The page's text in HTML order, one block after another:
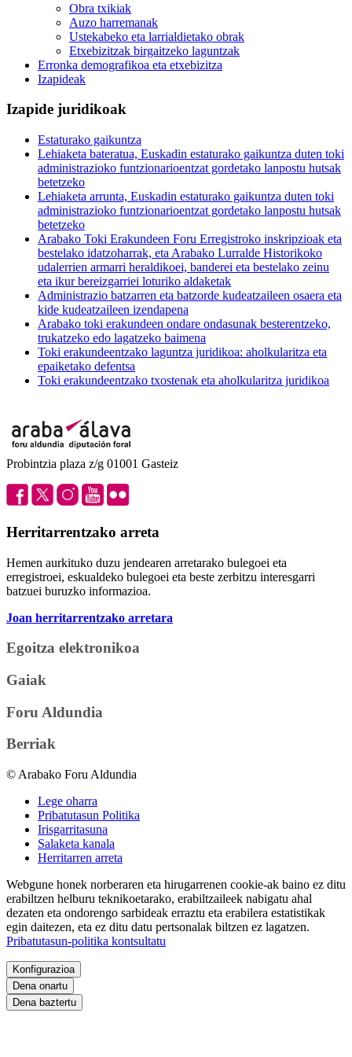
Obra txikiak
Auzo harremanak
Ustekabeko eta larrialdietako obrak
Etxebizitzak birgaitzeko laguntzak
Erronka demografikoa eta etxebizitza
Izapideak
Izapide juridikoak
Estaturako gaikuntza
Lehiaketa bateratua, Euskadin estaturako gaikuntza duten toki
administrazioko funtzionarioentzat gordetako lanpostu hutsak
betetzeko
Lehiaketa arrunta, Euskadin estaturako gaikuntza duten toki
administrazioko funtzionarioentzat gordetako lanpostu hutsak
betetzeko
Arabako Toki Erakundeen Foru Erregistroko inskripzioak eta
bestelako idatzoharrak, eta Arabako Lurralde Historikoko
udalerrien armarri heraldikoei, banderei eta bestelako zeinu
eta ikur bereizgarriei loturiko aldaketak
Administrazio batzarren eta batzorde kudeatzaileen osaera eta
kide kudeatzaileen izendapena
Arabako toki erakundeen ondare ondasunak besterentzeko,
trukatzeko edo lagatzeko baimena
Toki erakundeentzako laguntza juridikoa: aholkularitza eta
epaiketako defentsa
Toki erakundeentzako txostenak eta aholkularitza juridikoa
Probintzia plaza z/g 01001 Gasteiz
Herritarrentzako arreta
Hemen aurkituko duzu jendearen arretarako bulegoei eta
erregistroei, eskualdeko bulegoei eta beste zerbitzu interesgarri
batzuei buruzko informazioa.
Joan herritarrentzako arretara
Egoitza elektronikoa
Gaiak
Foru Aldundia
Berriak
© Arabako Foru Aldundia
Lege oharra
Pribatutasun Politika
Irisgarritasuna
Salaketa kanala
Herritarren arreta
Webgune honek norberaren eta hirugarrenen cookie-ak baino ez ditu
erabiltzen helburu teknikoetarako, erabiltzaileek nabigatu ahal
dezaten eta ondorengo sarbideak erraztu eta erabilera estatistikak
egin daitezen, eta ez ditu datu pertsonalak biltzen ez lagatzen.
Pribatutasun-politika kontsultatu
Konfigurazioa
Dena onartu
Dena baztertu